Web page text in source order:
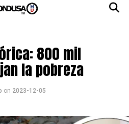
800 mil
la pobreza
on 2023-12-05